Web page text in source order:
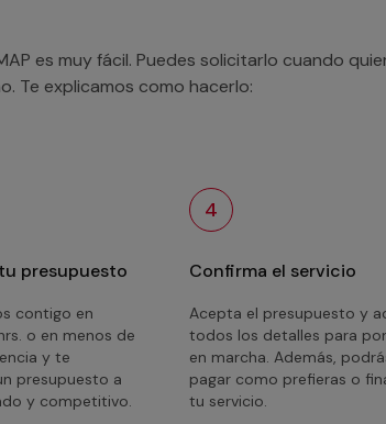
es muy fácil. Puedes solicitarlo cuando
Te explicamos como hacerlo:
presupuesto
contigo en
o en menos de
y te
presupuesto a
y competitivo.
4
Confirma el servicio
Acepta el presupuesto y
todos los detalles para
en marcha. Además,
pagar como prefieras o
tu servicio.